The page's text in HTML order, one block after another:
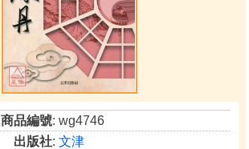
商品編號: wg4746
出版社:文津